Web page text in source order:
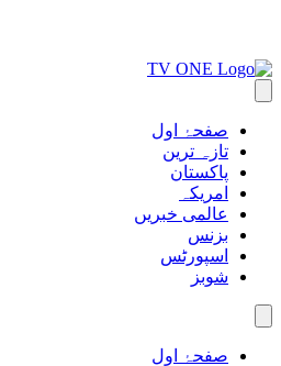
صفحۂ اول
تازہ ترین
پاکستان
امریکہ
عالمی خبریں
بزنس
اسپورٹس
شوبز
صفحۂ اول